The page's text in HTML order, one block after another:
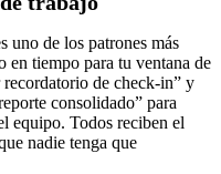
uno de los patrones más
en tiempo para tu ventana de
recordatorio de check-in” y
consolidado” para
equipo. Todos reciben el
nadie tenga que